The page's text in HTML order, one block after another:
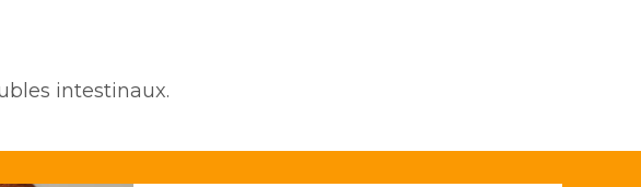
intestinaux.